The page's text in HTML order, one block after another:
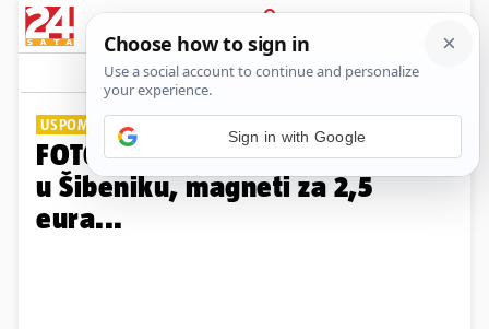
PRIJAVA
Galerija Komentari
USPOMENA S MORA
FOTO Evo kakve suvenire nude
u Šibeniku, magneti za 2,5
eura...
Sign in with Google